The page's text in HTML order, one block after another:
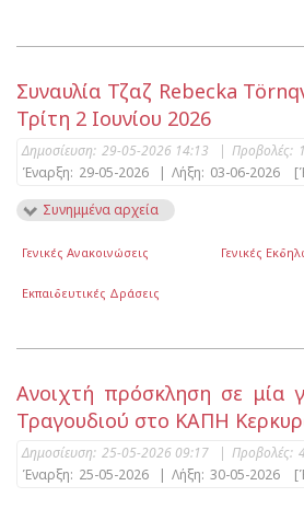
Συναυλία Τζαζ Rebecka
Τρίτη 2 Ιουνίου 2026
Δημοσίευση: 29-05-2026 14:13 | Προβολές:
Έναρξη: 29-05-2026 | Λήξη: 03-06-2026
Συνημμένα αρχεία
Γενικές Ανακοινώσεις Γενικές
Εκπαιδευτικές Δράσεις
Ανοιχτή πρόσκληση σε μία
Τραγουδιού στο ΚΑΠΗ
Δημοσίευση: 25-05-2026 09:17 | Προβολές:
Έναρξη: 25-05-2026 | Λήξη: 30-05-2026